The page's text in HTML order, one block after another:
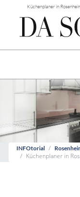
Küchenplaner in
INFOtorial
Küchenplaner in